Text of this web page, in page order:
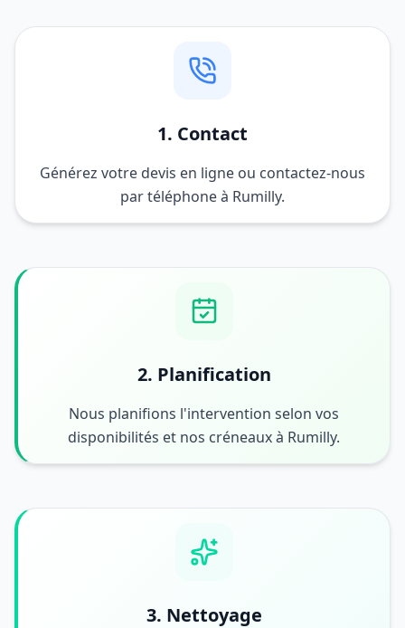
1. Contact
Générez votre devis en ligne ou contactez-nous
par téléphone à Rumilly.
2. Planification
Nous planifions l'intervention selon vos
disponibilités et nos créneaux à Rumilly.
3. Nettoyage